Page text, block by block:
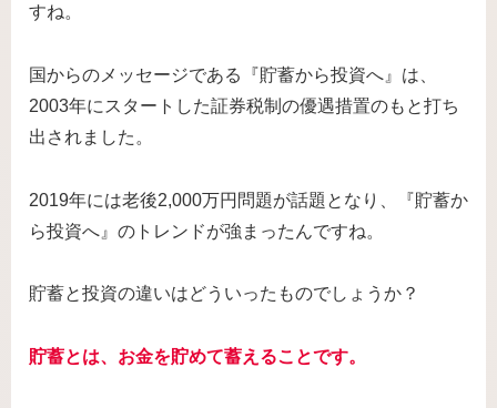
すね。
国からのメッセージである『貯蓄から投資へ』は、
2003年にスタートした証券税制の優遇措置のもと打ち
出されました。
2019年には老後2,000万円問題が話題となり、『貯蓄か
ら投資へ』のトレンドが強まったんですね。
貯蓄と投資の違いはどういったものでしょうか？
貯蓄とは、お金を貯めて蓄えることです。